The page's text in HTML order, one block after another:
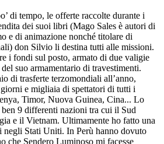
di tempo, le offerte raccolte durante i
dei suoi libri (Mago Sales è autori di
e di animazione nonché titolare di
don Silvio li destina tutti alle missioni.
i fondi sul posto, armato di due valigie
suo armamentario di travestimenti.
di trasferte terzomondiali all’anno,
e migliaia di spettatori di tutti i
Timor, Nuova Guinea, Cina... Lo
ben 9 differenti nazioni tra cui il Sud
e il Vietnam. Ultimamente ho fatto una
negli Stati Uniti. In Perù hanno dovuto
che Sendero Luminoso mi facesse